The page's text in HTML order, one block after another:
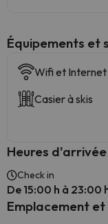
​Équipements et
Wifi et Internet
Casier à skis
Heures
Check in
De 15:00 h à 23:00
Emplacement